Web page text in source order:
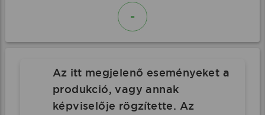
-
Az itt megjelenő eseményeket a
produkció, vagy annak
képviselője rögzítette. Az